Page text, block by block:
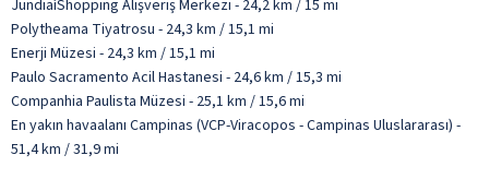
JundiaíShopping Alışveriş Merkezi - 24,2 km / 15 mi
Polytheama Tiyatrosu - 24,3 km / 15,1 mi
Enerji Müzesi - 24,3 km / 15,1 mi
Paulo Sacramento Acil Hastanesi - 24,6 km / 15,3 mi
Companhia Paulista Müzesi - 25,1 km / 15,6 mi
En yakın havaalanı Campinas (VCP-Viracopos - Campinas Uluslararası) -
51,4 km / 31,9 mi